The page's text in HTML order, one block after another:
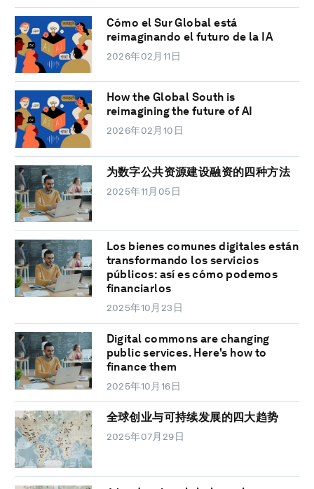
Cómo el Sur Global está
reimaginando el futuro de la IA
2026年02月11日
How the Global South is
reimagining the future of AI
2026年02月10日
为数字公共资源建设融资的四种方法
2025年11月05日
Los bienes comunes digitales están
transformando los servicios
públicos: así es cómo podemos
financiarlos
2025年10月23日
Digital commons are changing
public services. Here's how to
finance them
2025年10月16日
全球创业与可持续发展的四大趋势
2025年07月29日